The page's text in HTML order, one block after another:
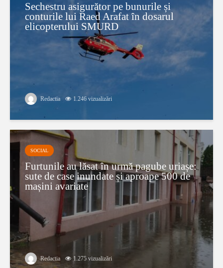
Sechestru asigurător pe bunurile și
conturile lui Raed Arafat în dosarul
elicopterului SMURD
Redactia 1.246 vizualizări
SOCIAL
Furtunile au lăsat în urmă pagube uriașe:
sute de case inundate și aproape 500 de
mașini avariate
Redactia 1.275 vizualizări